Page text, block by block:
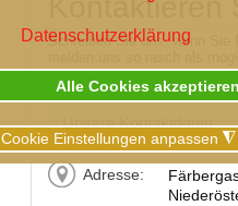
Cookie Einstellungen anpassen ◮
Datenschutzerklärung
Alle Cookies akzeptieren
Kontaktieren
Schreiben Sie uns, wenn Sie
Unsere Kontaktdaten
Adresse: